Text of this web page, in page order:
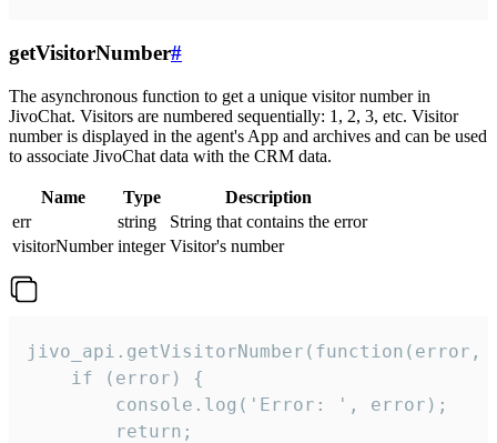
getVisitorNumber#
The asynchronous function to get a unique visitor number in
JivoChat. Visitors are numbered sequentially: 1, 2, 3, etc. Visitor
number is displayed in the agent's App and archives and can be used
to associate JivoChat data with the CRM data.
Name Type
Description
err
string
String that contains the error
visitorNumber integer Visitor's number
jivo_api.getVisitorNumber(function(error,
    if (error) {
        console.log('Error: ', error);
        return;